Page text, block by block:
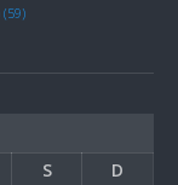
(59)
S D